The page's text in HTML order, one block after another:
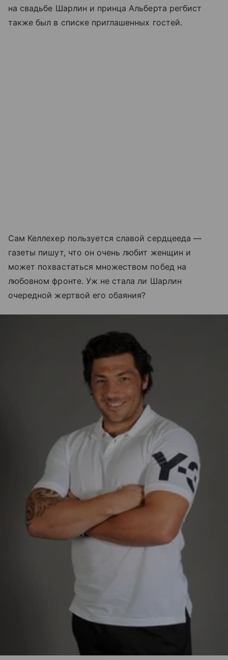
на свадьбе Шарлин и принца Альберта регбист
также был в списке приглашенных гостей.
Сам Келлехер пользуется славой сердцееда —
газеты пишут, что он очень любит женщин и
может похвастаться множеством побед на
любовном фронте. Уж не стала ли Шарлин
очередной жертвой его обаяния?